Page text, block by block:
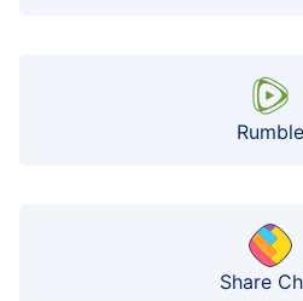
Rumble
Share